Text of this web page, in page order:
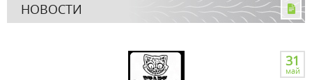
НОВОСТИ
31
май